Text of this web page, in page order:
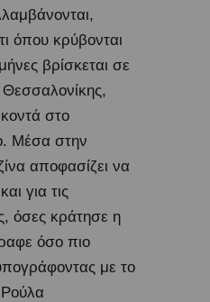
όπου κρύβονται
βρίσκεται σε
Θεσσαλονίκης,
στο
Μέσα στην
αποφασίζει να
για τις
όσες κράτησε η
όσο πιο
με το